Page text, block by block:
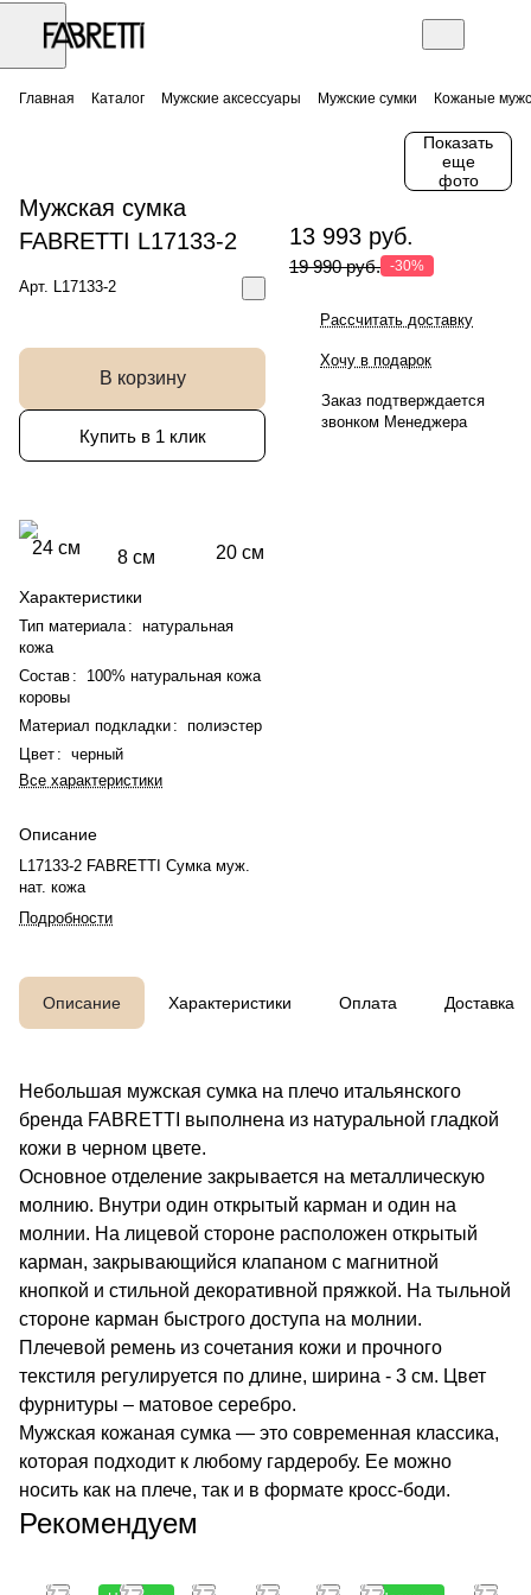
Главная Каталог Мужские аксессуары Мужские сумки Кожаные
Показать
еще
фото
Мужская сумка
FABRETTI L17133-2
Арт. L17133-2
В корзину
Купить в 1 клик
8 см 20 см
24 см
Характеристики
Тип материала : натуральная
кожа
Состав :
100% натуральная кожа
коровы
Материал подкладки : полиэстер
Цвет : черный
Все характеристики
Описание
L17133-2 FABRETTI Сумка муж.
нат. кожа
Подробности
13 993 руб.
19 990 руб. -30%
Рассчитать доставку
Хочу в подарок
Заказ подтверждается
звонком Менеджера
Описание Характеристики Оплата Доставка
Небольшая мужская сумка на плечо итальянского
бренда FABRETTI выполнена из натуральной гладкой
кожи в черном цвете.
Основное отделение закрывается на металлическую
молнию. Внутри один открытый карман и один на
молнии. На лицевой стороне расположен открытый
карман, закрывающийся клапаном с магнитной
кнопкой и стильной декоративной пряжкой. На тыльной
стороне карман быстрого доступа на молнии.
Плечевой ремень из сочетания кожи и прочного
текстиля регулируется по длине, ширина - 3 см. Цвет
фурнитуры – матовое серебро.
Мужская кожаная сумка — это современная классика,
которая подходит к любому гардеробу. Ее можно
носить как на плече, так и в формате кросс-боди.
Рекомендуем